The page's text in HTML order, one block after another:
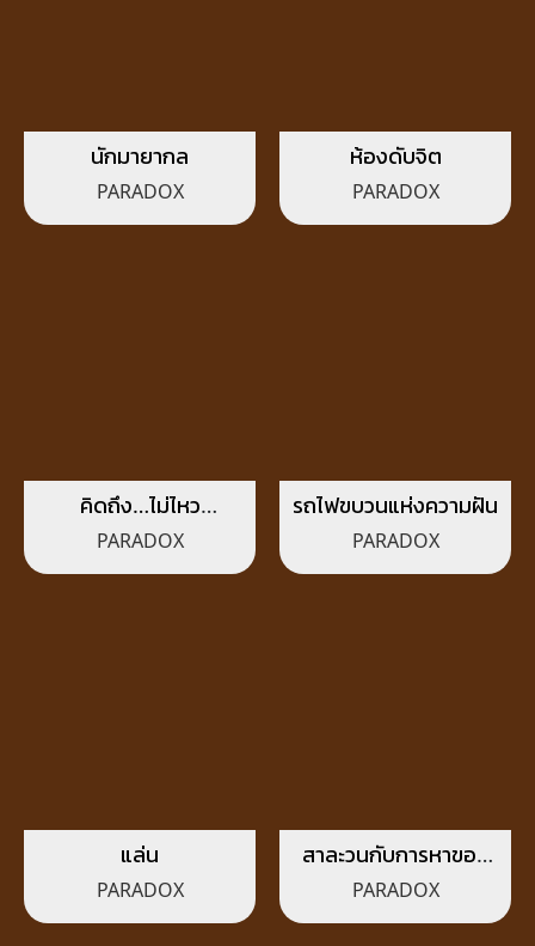
นักมายากล
PARADOX
ห้องดับจิต
PARADOX
คิดถึง…ไม่ไหว
(Acoustic Session)
PARADOX
รถไฟขบวนแห่งความฝัน
PARADOX
แล่น
PARADOX
สาละวนกับการหาของ
รับประทาน
PARADOX